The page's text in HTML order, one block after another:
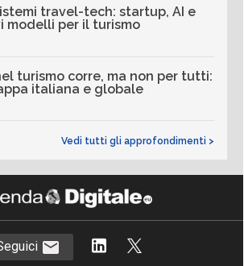
travel-tech: startup, AI e
modelli per il turismo
turismo corre, ma non per tutti:
italiana e globale
Vedi tutti gli approfondimenti >